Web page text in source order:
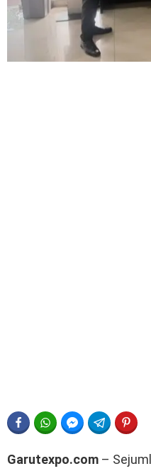
FACEBOOKWHATSAPPFACEBOOK
Garutexpo.com –